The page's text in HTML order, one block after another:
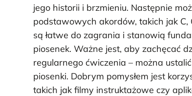
jego historii i brzmieniu. Następnie
podstawowych akordów, takich jak C,
są łatwe do zagrania i stanowią
piosenek. Ważne jest, aby zachęcać
regularnego ćwiczenia – można
piosenki. Dobrym pomysłem jest
takich jak filmy instruktażowe czy